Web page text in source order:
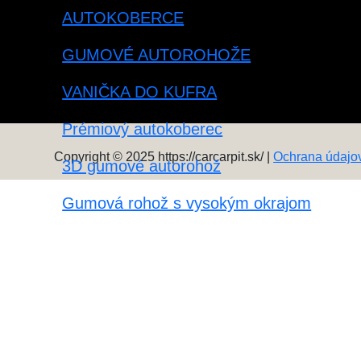
AUTOKOBERCE
GUMOVÉ AUTOROHOŽE
VANIČKA DO KUFRA
Prémiový autokoberec
3D gumové autorohož
Gumová rohož s vysokým okrajom
Copyright © 2025 https://carcarpit.sk/ |Ochrana